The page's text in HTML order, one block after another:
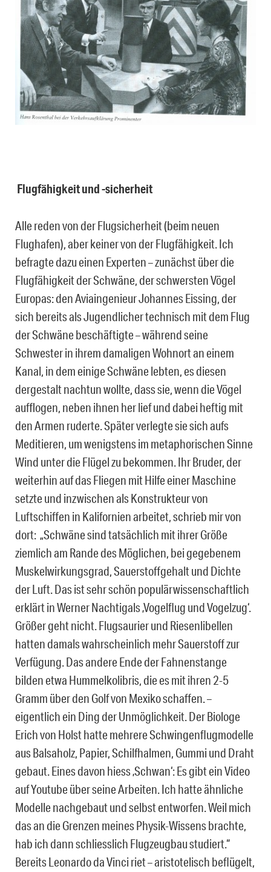
Flugfähigkeit und -sicherheit
Alle reden von der Flugsicherheit (beim neuen
Flughafen), aber keiner von der Flugfähigkeit. Ich
befragte dazu einen Experten – zunächst über die
Flugfähigkeit der Schwäne, der schwersten Vögel
Europas: den Aviaingenieur Johannes Eissing, der
sich bereits als Jugendlicher technisch mit dem Flug
der Schwäne beschäftigte – während seine
Schwester in ihrem damaligen Wohnort an einem
Kanal, in dem einige Schwäne lebten, es diesen
dergestalt nachtun wollte, dass sie, wenn die Vögel
aufflogen, neben ihnen her lief und dabei heftig mit
den Armen ruderte. Später verlegte sie sich aufs
Meditieren, um wenigstens im metaphorischen Sinne
Wind unter die Flügel zu bekommen. Ihr Bruder, der
weiterhin auf das Fliegen mit Hilfe einer Maschine
setzte und inzwischen als Konstrukteur von
Luftschiffen in Kalifornien arbeitet, schrieb mir von
dort: „Schwäne sind tatsächlich mit ihrer Größe
ziemlich am Rande des Möglichen, bei gegebenem
Muskelwirkungsgrad, Sauerstoffgehalt und Dichte
der Luft. Das ist sehr schön populärwissenschaftlich
erklärt in Werner Nachtigals ‚Vogelflug und Vogelzug‘.
Größer geht nicht. Flugsaurier und Riesenlibellen
hatten damals wahrscheinlich mehr Sauerstoff zur
Verfügung. Das andere Ende der Fahnenstange
bilden etwa Hummelkolibris, die es mit ihren 2-5
Gramm über den Golf von Mexiko schaffen. –
eigentlich ein Ding der Unmöglichkeit. Der Biologe
Erich von Holst hatte mehrere Schwingenflugmodelle
aus Balsaholz, Papier, Schilfhalmen, Gummi und Draht
gebaut. Eines davon hiess ‚Schwan‘: Es gibt ein Video
auf Youtube über seine Arbeiten. Ich hatte ähnliche
Modelle nachgebaut und selbst entworfen. Weil mich
das an die Grenzen meines Physik-Wissens brachte,
hab ich dann schliesslich Flugzeugbau studiert.“
Bereits Leonardo da Vinci riet – aristotelisch beflügelt,